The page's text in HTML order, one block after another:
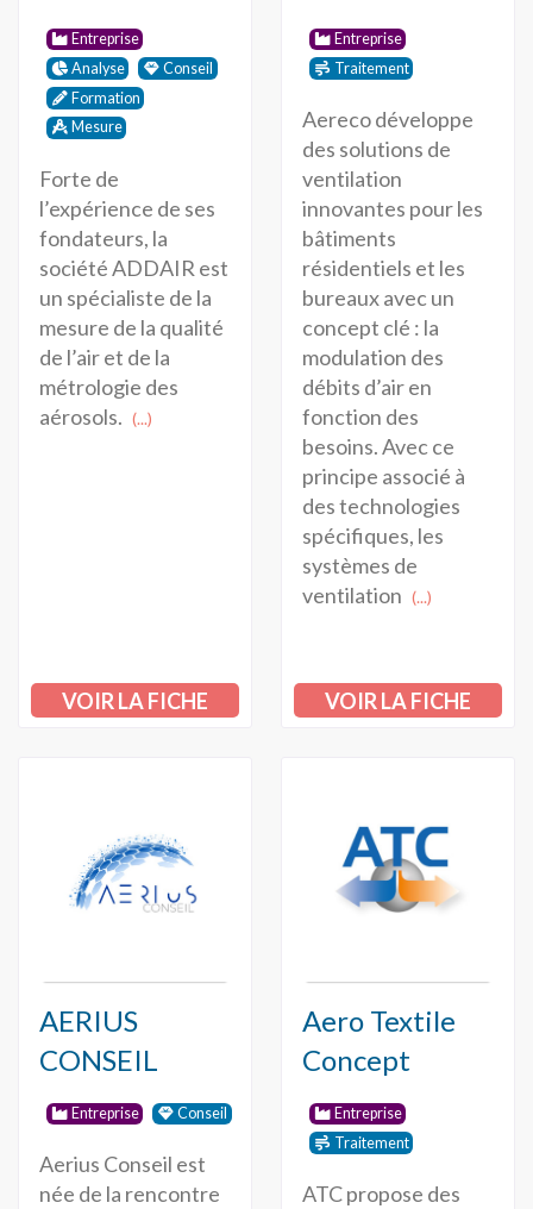
Entreprise
Analyse
Conseil
Formation
Mesure
Forte de
l’expérience de ses
fondateurs, la
société ADDAIR est
un spécialiste de la
mesure de la qualité
de l’air et de la
métrologie des
aérosols. (...)
VOIR LA FICHE
Entreprise
Traitement
Aereco développe
des solutions de
ventilation
innovantes pour les
bâtiments
résidentiels et les
bureaux avec un
concept clé : la
modulation des
débits d’air en
fonction des
besoins. Avec ce
principe associé à
des technologies
spécifiques, les
systèmes de
ventilation (...)
VOIR LA FICHE
AERIUS
CONSEIL
Entreprise Conseil
Aerius Conseil est
née de la rencontre
Aero Textile
Concept
Entreprise
Traitement
ATC propose des